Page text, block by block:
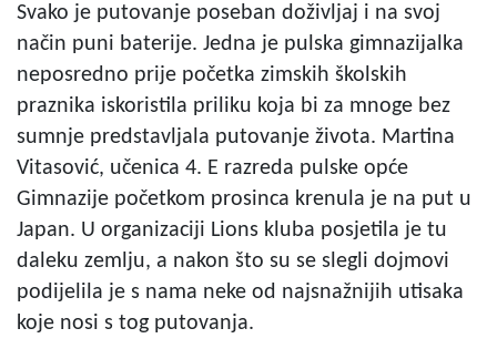
Svako je putovanje poseban doživljaj i na svoj
način puni baterije. Jedna je pulska gimnazijalka
neposredno prije početka zimskih školskih
praznika iskoristila priliku koja bi za mnoge bez
sumnje predstavljala putovanje života. Martina
Vitasović, učenica 4. E razreda pulske opće
Gimnazije početkom prosinca krenula je na put u
Japan. U organizaciji Lions kluba posjetila je tu
daleku zemlju, a nakon što su se slegli dojmovi
podijelila je s nama neke od najsnažnijih utisaka
koje nosi s tog putovanja.